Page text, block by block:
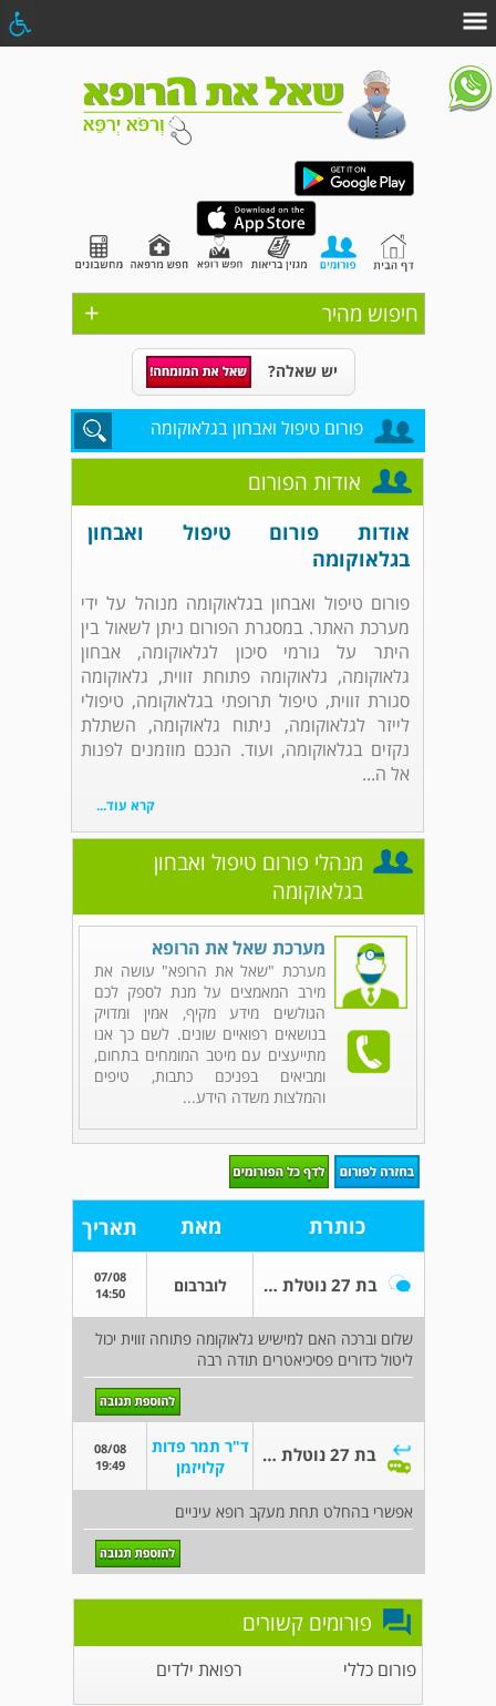
+ חיפוש מהיר
יש שאלה?
פורום טיפול ואבחון בגלאוקומה
אודות הפורום
אודות פורום טיפול ואבחון
בגלאוקומה
פורום טיפול ואבחון בגלאוקומה מנוהל על ידי
מערכת האתר. במסגרת הפורום ניתן לשאול בין
היתר על גורמי סיכון לגלאוקומה, אבחון
גלאוקומה, גלאוקומה פתוחת זווית, גלאוקומה
סגורת זווית, טיפול תרופתי בגלאוקומה, טיפולי
לייזר לגלאוקומה, ניתוח גלאוקומה, השתלת
נקזים בגלאוקומה, ועוד. הנכם מוזמנים לפנות
אל ה...
קרא עוד...
מנהלי פורום טיפול ואבחון
בגלאוקומה
מערכת שאל את הרופא
מערכת "שאל את הרופא" עושה את
מירב המאמצים על מנת לספק לכם
הגולשים מידע מקיף, אמין ומדויק
בנושאים רפואיים שונים. לשם כך אנו
מתייעצים עם מיטב המומחים בתחום,
ומביאים בפניכם כתבות, טיפים
והמלצות משדה הידע...
כותרת מאת תאריך
בת 27 נוטלת תרופות פסיכיאטריות לוברבום
07/08
14:50
שלום וברכה האם למישיש גלאוקומה פתוחה זווית יכול
ליטול כדורים פסיכיאטרים תודה רבה
בת 27 נוטלת תרופות פסיכיאטריות
ד"ר תמר פדות
קלויזמן
08/08
19:49
אפשרי בהחלט תחת מעקב רופא עיניים
פורומים קשורים
פורום כללי רפואת ילדים